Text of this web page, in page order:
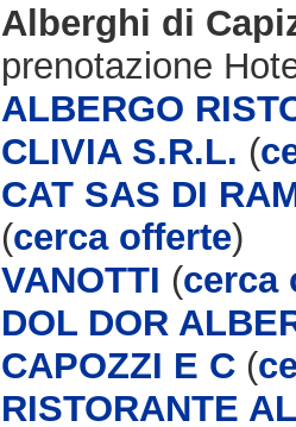
Alberghi di
prenotazione
ALBERGO
CLIVIA S.R.L. (
CAT SAS DI
(cerca offerte)
VANOTTI (cerca
DOL DOR
CAPOZZI E C (
RISTORANTE